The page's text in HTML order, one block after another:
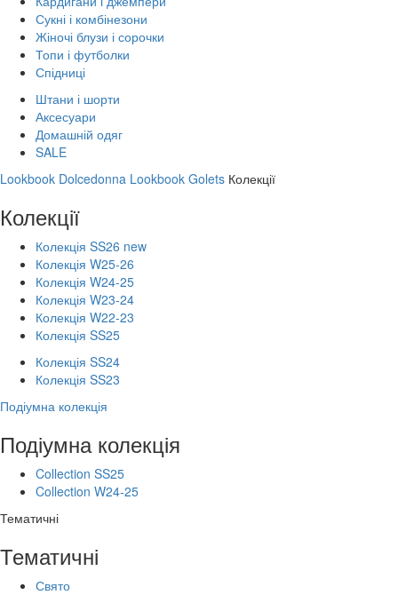
Сукні і комбінезони
Жіночі блузи і сорочки
Топи і футболки
Спідниці
Штани і шорти
Аксесуари
Домашній одяг
SALE
Lookbook Dolcedonna Lookbook Golets Колекції
Колекції
Колекція SS26 new
Колекція W25-26
Колекція W24-25
Колекція W23-24
Колекція W22-23
Колекція SS25
Колекція SS24
Колекція SS23
Подіумна колекція
Подіумна колекція
Collection SS25
Collection W24-25
Тематичні
Тематичні
Свято